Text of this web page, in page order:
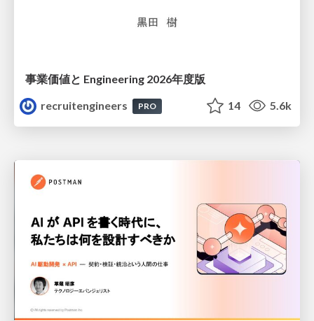
事業価値と Engineering 2026年度版
recruitengineers
PRO 14 5.6k